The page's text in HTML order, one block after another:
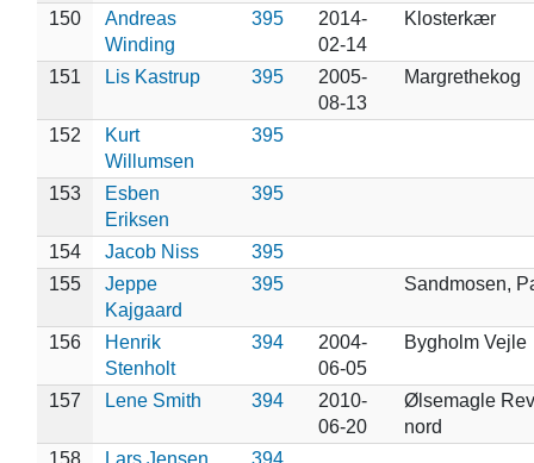
150
Andreas
Winding
395
2014-
02-14
Klosterkær
151 Lis Kastrup 395
2005-
08-13
Margrethekog
152
Kurt
Willumsen
395
153
Esben
Eriksen
395
154 Jacob Niss
395
155
Jeppe
Kajgaard
395 Sandmosen,
156
Henrik
Stenholt
394
2004-
06-05
Bygholm Vejle
157 Lene Smith 394
2010-
06-20
Ølsemagle
nord
158
Lars Jensen 394